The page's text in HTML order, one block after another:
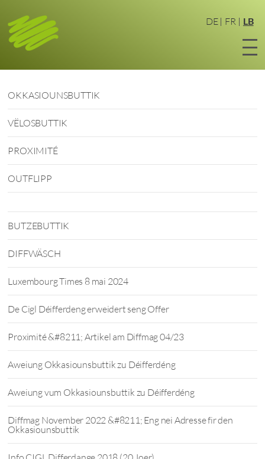
DE FR LB
OKKASIOUNSBUTTIK
VËLOSBUTTIK
PROXIMITÉ
OUTFLIPP
BUTZEBUTTIK
DIFFWÄSCH
Luxembourg Times 8 mai 2024
De Cigl Déifferdeng erweidert seng Offer
Proximité &#8211; Artikel am Diffmag 04/23
Aweiung Okkasiounsbuttik zu Déifferdéng
Aweiung vum Okkasiounsbuttik zu Déifferdéng
Diffmag November 2022 &#8211; Eng nei Adresse fir den
Okkasiounsbuttik